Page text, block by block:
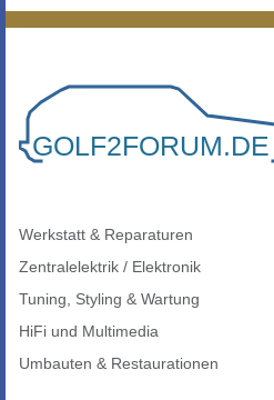
Werkstatt & Reparaturen
Zentralelektrik / Elektronik
Tuning, Styling & Wartung
HiFi und Multimedia
Umbauten & Restaurationen